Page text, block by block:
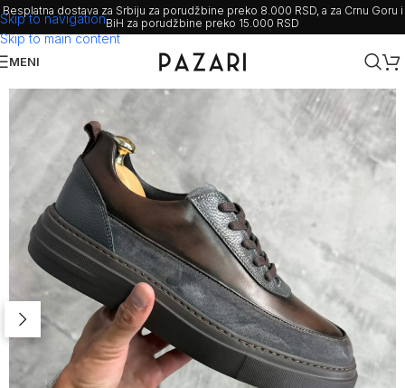
Skip to navigation
Skip to main content
Besplatna dostava za Srbiju za porudžbine preko 8.000 RSD, a za Crnu Goru i
BiH za porudžbine preko 15.000 RSD
MENI